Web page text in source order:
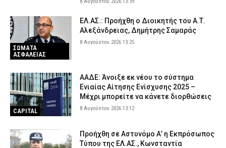
8 Αυγούστου 2026 13:39
ΣΩΜΑΤΑ
ΑΣΦΑΛΕΙΑΣ
ΕΛ.ΑΣ.: Προήχθη ο Διοικητής του Α.Τ.
Αλεξάνδρειας, Δημήτρης Σαμαράς
8 Αυγούστου 2026 13:25
CAPITAL
ΑΑΔΕ: Άνοιξε εκ νέου το σύστημα
Ενιαίας Αίτησης Ενίσχυσης 2025 –
Μέχρι μπορείτε να κάνετε διορθώσεις
8 Αυγούστου 2026 13:12
Προήχθη σε Αστυνόμο Α’ η Εκπρόσωπος
Τύπου της ΕΛ.ΑΣ., Κωνσταντία